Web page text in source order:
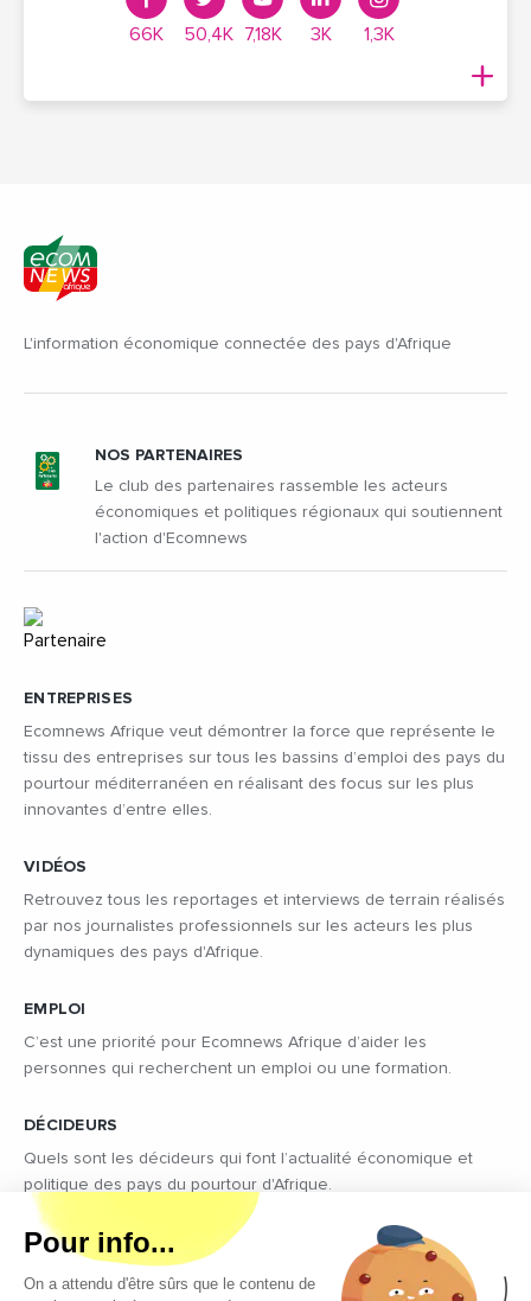
66K 50,4K 7,18K 3K 1,3K
L'information économique connectée des pays d'Afrique
ENTREPRISES
Ecomnews Afrique veut démontrer la force que représente le
tissu des entreprises sur tous les bassins d’emploi des pays du
pourtour méditerranéen en réalisant des focus sur les plus
innovantes d’entre elles.
VIDÉOS
Retrouvez tous les reportages et interviews de terrain réalisés
par nos journalistes professionnels sur les acteurs les plus
dynamiques des pays d'Afrique.
EMPLOI
C’est une priorité pour Ecomnews Afrique d’aider les
personnes qui recherchent un emploi ou une formation.
DÉCIDEURS
Quels sont les décideurs qui font l’actualité économique et
politique des pays du pourtour d'Afrique.
NOS PARTENAIRES
Le club des partenaires rassemble les acteurs
économiques et politiques régionaux qui soutiennent
l'action d'Ecomnews